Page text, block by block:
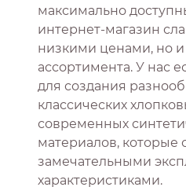
максимально
интернет-магазин
низкими ценами, но
ассортимента. У нас
для создания
классических
современных
материалов, которые
замечательными
характеристиками.